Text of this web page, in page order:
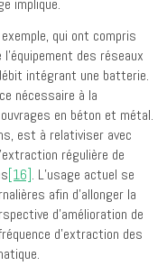
implique.
qui ont compris
des réseaux
intégrant une batterie.
nécessaire à la
en béton et métal.
est à relativiser avec
régulière de
[16]. L’usage actuel se
afin d’allonger la
d’amélioration de
d’extraction des